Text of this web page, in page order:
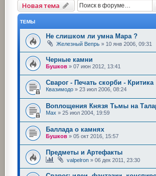
Новая тема
ТЕМЫ
Не слишком ли умна Мара ?
Железный Вепрь » 10 янв 2006, 09:31
Черные камни
Бушков » 07 июн 2012, 13:41
Сварог - Печать скорби - Критика
Квазимодо » 23 июл 2006, 08:24
Воплощения Князя Тьмы на
Max » 25 июл 2004, 19:59
Баллада о камнях
Бушков » 05 окт 2016, 15:57
Предметы и Артефакты
valpelron » 06 дек 2011, 23:30